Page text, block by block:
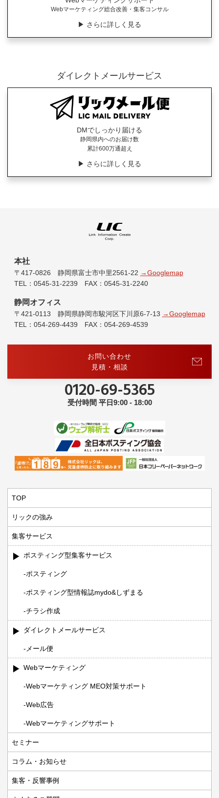
Webマーケティング総合改善・集客コンサル
▶︎ さらに詳しく見る
ダイレクトメールサービス
DMでしっかり届ける
静岡県内へのお届け数
累計600万通超え
▶︎ さらに詳しく見る
本社
〒417-0826 静岡県富士市中里2561-22 →Googlemap
TEL：0545-31-2239 FAX：0545-31-2240
静岡オフィス
〒421-0113 静岡県静岡市駿河区下川原6-7-13 →Googlemap
TEL：054-269-4439 FAX：054-269-4539
お問い合わせ
見積・相談
0120-69-5365
受付時間 平日9:00 - 18:00
TOP
リックの強み
集客サービス
ポスティング型集客サービス
ポスティング
ポスティング型情報誌mydo&しずまる
チラシ作成
ダイレクトメールサービス
メール便
Webマーケティング
Webマーケティング MEO対策サポート
Web広告
Webマーケティングサポート
セミナー
コラム・お知らせ
集客・反響事例